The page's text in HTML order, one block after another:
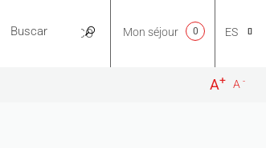
PRÁCTICO ES
Mon séjour 0
-
A
+
A